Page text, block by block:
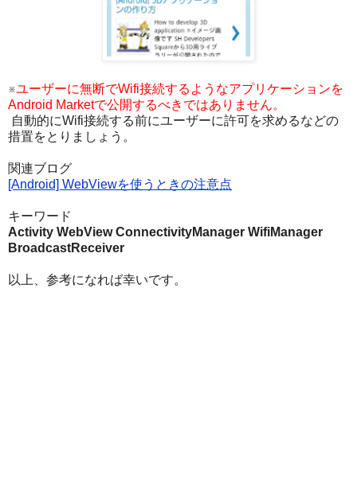
※ユーザーに無断でWifi接続するようなアプリケーションを
Android Marketで公開するべきではありません。
自動的にWifi接続する前にユーザーに許可を求めるなどの
措置をとりましょう。
関連ブログ
[Android] WebViewを使うときの注意点
キーワード
Activity WebView ConnectivityManager WifiManager
BroadcastReceiver
以上、参考になれば幸いです。